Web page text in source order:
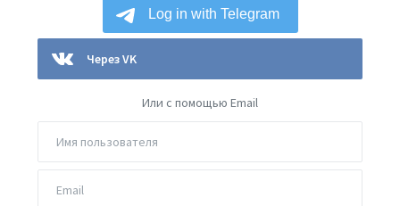
Авторы
База знаний
Подписка
Через VK
Или с помощью Email